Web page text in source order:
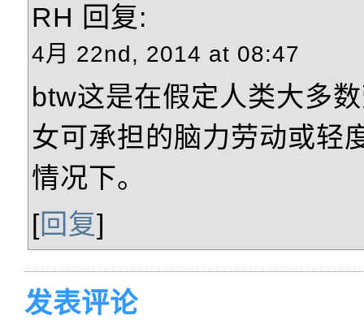
RH 回复:
4月 22nd, 2014 at 08:47
btw这是在假定人类大多
女可承担的脑力劳动或轻
情况下。
[回复]
发表评论